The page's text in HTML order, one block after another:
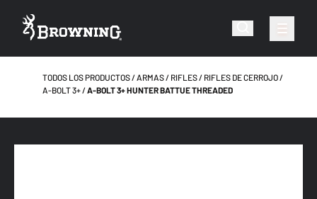
TODOS LOS PRODUCTOS ARMAS RIFLES
RIFLES DE CERROJO
A-BOLT 3+
A-BOLT 3+ HUNTER BATTUE THREADED